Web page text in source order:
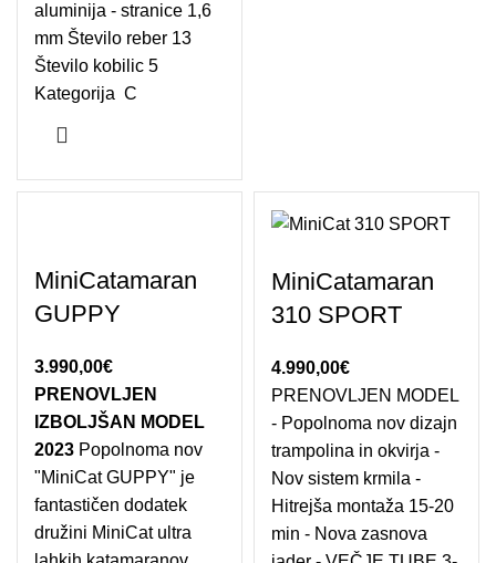
aluminija - stranice 1,6
mm Število reber 13
Število kobilic 5
Kategorija C
MiniCatamaran
GUPPY
3.990,00€
PRENOVLJEN
IZBOLJŠAN MODEL
2023 Popolnoma nov
"MiniCat GUPPY" je
fantastičen dodatek
družini MiniCat ultra
MiniCatamaran
310 SPORT
4.990,00€
PRENOVLJEN MODEL
- Popolnoma nov dizajn
trampolina in okvirja -
Nov sistem krmila -
Hitrejša montaža 15-20
min - Nova zasnova